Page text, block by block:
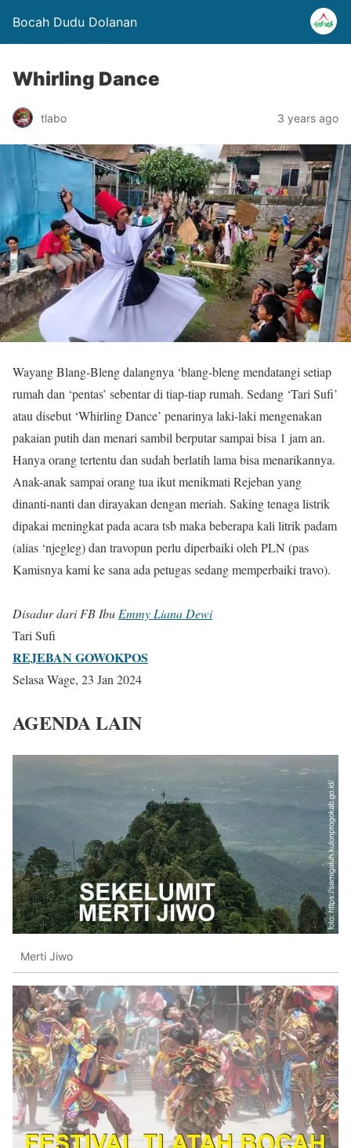
Bocah Dudu Dolanan
Whirling Dance
tlabo 3 years ago
Wayang Blang-Bleng dalangnya ‘blang-bleng mendatangi setiap
rumah dan ‘pentas’ sebentar di tiap-tiap rumah. Sedang ‘Tari Sufi’
atau disebut ‘Whirling Dance’ penarinya laki-laki mengenakan
pakaian putih dan menari sambil berputar sampai bisa 1 jam an.
Hanya orang tertentu dan sudah berlatih lama bisa menarikannya.
Anak-anak sampai orang tua ikut menikmati Rejeban yang
dinanti-nanti dan dirayakan dengan meriah. Saking tenaga listrik
dipakai meningkat pada acara tsb maka beberapa kali litrik padam
(alias ‘njegleg) dan travopun perlu diperbaiki oleh PLN (pas
Kamisnya kami ke sana ada petugas sedang memperbaiki travo).
Disadur dari FB IbuEmmy Liana Dewi
Tari Sufi
REJEBAN GOWOKPOS
Selasa Wage, 23 Jan 2024
AGENDA LAIN
Merti Jiwo